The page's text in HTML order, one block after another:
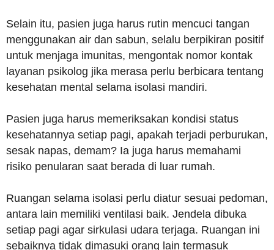
Selain itu, pasien juga harus rutin mencuci tangan
menggunakan air dan sabun, selalu berpikiran positif
untuk menjaga imunitas, mengontak nomor kontak
layanan psikolog jika merasa perlu berbicara tentang
kesehatan mental selama isolasi mandiri.
Pasien juga harus memeriksakan kondisi status
kesehatannya setiap pagi, apakah terjadi perburukan,
sesak napas, demam? Ia juga harus memahami
risiko penularan saat berada di luar rumah.
Ruangan selama isolasi perlu diatur sesuai pedoman,
antara lain memiliki ventilasi baik. Jendela dibuka
setiap pagi agar sirkulasi udara terjaga. Ruangan ini
sebaiknya tidak dimasuki orang lain termasuk